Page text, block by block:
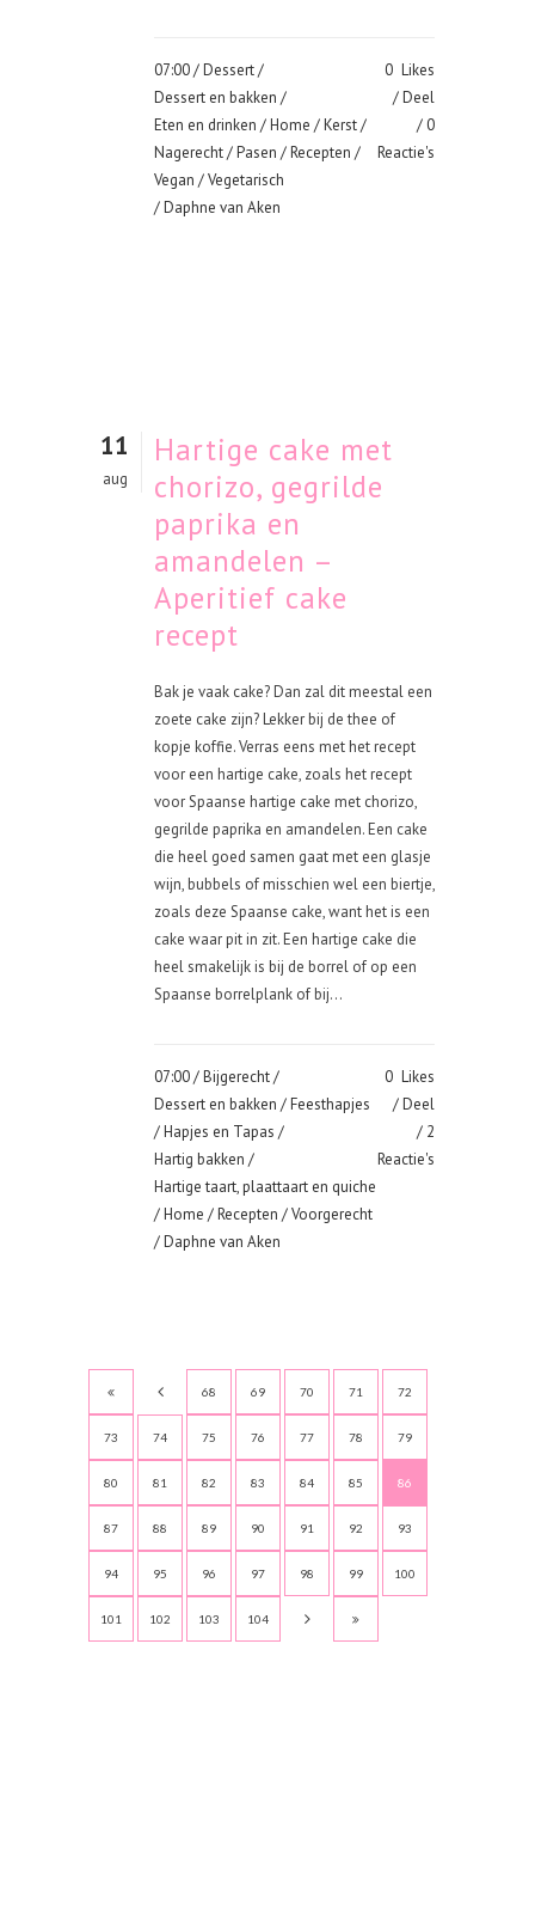
07:00 /Dessert/
Dessert en bakken /
Eten en drinken /Home /Kerst/
Nagerecht/Pasen /Recepten /
Vegan /Vegetarisch
/ Daphne van Aken
0 Likes
Deel
0
Reactie's
11
aug
Hartige cake met
chorizo, gegrilde
paprika en
amandelen –
Aperitief cake
recept
Bak je vaak cake? Dan zal dit meestal een
zoete cake zijn? Lekker bij de thee of
kopje koffie. Verras eens met het recept
voor een hartige cake, zoals het recept
voor Spaanse hartige cake met chorizo,
gegrilde paprika en amandelen. Een cake
die heel goed samen gaat met een glasje
wijn, bubbels of misschien wel een biertje,
zoals deze Spaanse cake, want het is een
cake waar pit in zit. Een hartige cake die
heel smakelijk is bij de borrel of op een
Spaanse borrelplank of bij...
07:00 /Bijgerecht/
Dessert en bakken /Feesthapjes
/Hapjes en Tapas /
Hartig bakken /
Hartige taart, plaattaart en quiche
/Home /Recepten /Voorgerecht
/ Daphne van Aken
0 Likes
Deel
2
Reactie's
68 69 70 71 72
73 74 75 76 77 78 79
80 81 82 83 84 85 86
87 88 89 90 91 92 93
94 95 96 97 98 99 100
101 102 103 104